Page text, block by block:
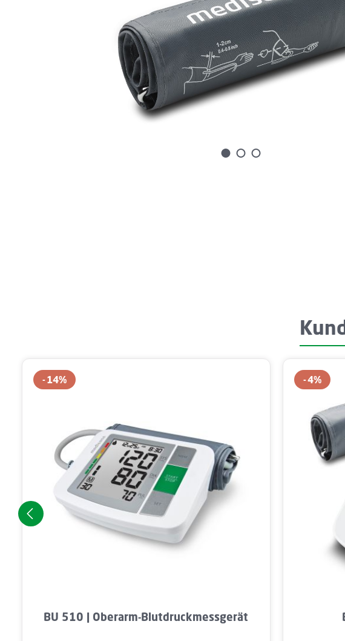
14%
Produkt Anzahl: Gib den gewünschten Wert
BU 510 | Oberarm-Blutdruckmessgerät
4%